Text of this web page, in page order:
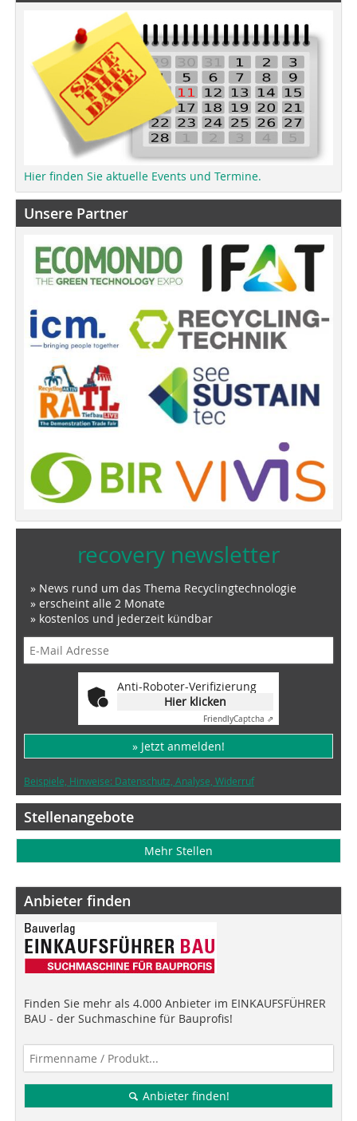
Hier finden Sie aktuelle Events und Termine.
Unsere Partner
recovery newsletter
» News rund um das Thema Recyclingtechnologie
» erscheint alle 2 Monate
» kostenlos und jederzeit kündbar
Anti-Roboter-Verifizierung
Hier klicken
FriendlyCaptcha ⇗
» Jetzt anmelden!
Beispiele, Hinweise: Datenschutz, Analyse, Widerruf
Stellenangebote
Mehr Stellen
Anbieter finden
Finden Sie mehr als 4.000 Anbieter im EINKAUFSFÜHRER
BAU - der Suchmaschine für Bauprofis!
Anbieter finden!